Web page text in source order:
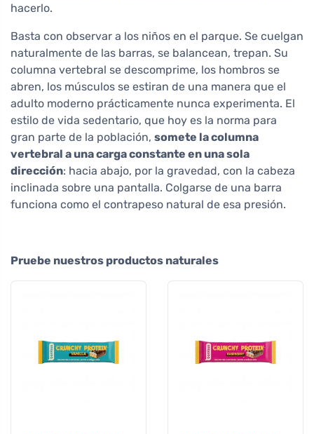
hacerlo.
Basta con observar a los niños en el parque. Se cuelgan
naturalmente de las barras, se balancean, trepan. Su
columna vertebral se descomprime, los hombros se
abren, los músculos se estiran de una manera que el
adulto moderno prácticamente nunca experimenta. El
estilo de vida sedentario, que hoy es la norma para
gran parte de la población, somete la columna
vertebral a una carga constante en una sola
dirección: hacia abajo, por la gravedad, con la cabeza
inclinada sobre una pantalla. Colgarse de una barra
funciona como el contrapeso natural de esa presión.
Pruebe nuestros productos naturales